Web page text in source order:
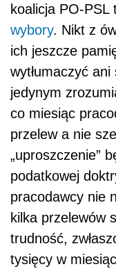
koalicja PO-
wybory. Nikt z
ich jeszcze
wytłumaczyć
jedynym
co miesiąc
przelew a nie
„uproszczenie”
podatkowej
pracodawcy nie
kilka przelewów
trudność,
tysięcy w